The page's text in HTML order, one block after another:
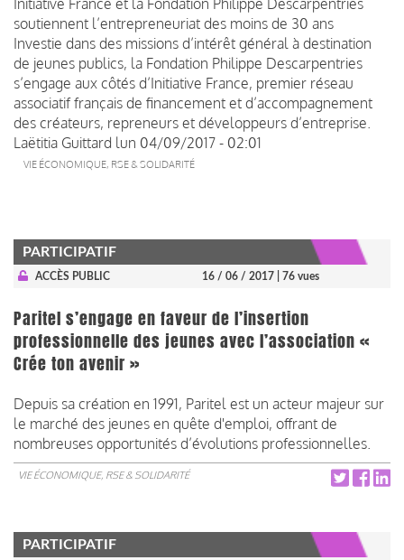
soutiennent l’entrepreneuriat des moins de 30 ans
Investie dans des missions d’intérêt général à destination
de jeunes publics, la Fondation Philippe Descarpentries
s’engage aux côtés d’Initiative France, premier réseau
associatif français de financement et d’accompagnement
des créateurs, repreneurs et développeurs d’entreprise.
Laëtitia Guittard lun 04/09/2017 - 02:01
VIE ÉCONOMIQUE, RSE & SOLIDARITÉ
PARTICIPATIF
ACCÈS PUBLIC 16 / 06 / 2017 | 76 vues
Paritel s’engage en faveur de l’insertion
professionnelle des jeunes avec l’association «
Crée ton avenir »
Depuis sa création en 1991, Paritel est un acteur majeur sur
le marché des jeunes en quête d'emploi, offrant de
nombreuses opportunités d’évolutions professionnelles.
VIE ÉCONOMIQUE, RSE & SOLIDARITÉ
PARTICIPATIF